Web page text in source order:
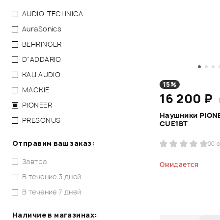
AUDIO-TECHNICA
AuraSonics
BEHRINGER
D`ADDARIO
KALI AUDIO
MACKIE
PIONEER
PRESONUS
Отправим ваш заказ:
Завтра
В течение 3 дней
В течение 7 дней
Наличие в магазинах:
15%
16 200 ₽
Наушники
CUE1BT
00
Ожидается